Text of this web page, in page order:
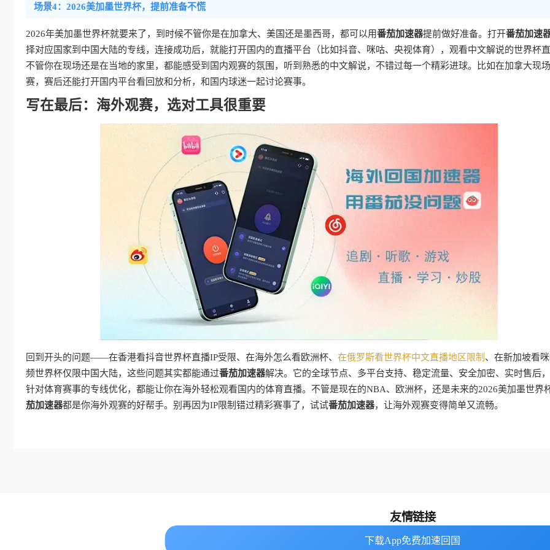
场景4：2026美加墨世界杯，提前准备不慌
2026年美加墨世界杯就要来了，到时候不管你是在加拿大、美国还是墨西哥，都可以用番茄加速器提前做好准备。打开番茄加速
择对应国家到中国大陆的专线，连接成功后，就能打开国内的直播平台（比如抖音、咪咕、央视体育），观看中文解说的世界杯直
不管你在现场还是在当地的家里，都能感受到国内观赛的氛围，听到熟悉的中文解说，不错过每一个精彩进球。比如在加拿大现
赛，赛后还能打开国内平台看回放和分析，和国内球迷一起讨论赛事。
写在最后：海外观赛，选对工具很重要
回到开头的问题——在香港看抖音世界杯直播IP受限、在海外怎么看欧洲杯、 在俄罗斯看世界杯中文直播地区限制 、在新加坡看
频世界杯仅限中国大陆，这些问题其实都能通过番茄加速器解决。它的全球节点、多平台支持、稳定流量、安全加密、实时售后
针对体育赛事的专线优化，都能让你在海外轻松观看国内的体育直播。不管是现在的NBA、欧洲杯，还是未来的2026美加墨世界杯
茄加速器都是你海外观赛的好帮手。别再因为IP限制错过精彩赛事了，试试番茄加速器，让海外观赛变得简单又流畅。
下载App免费加速回国
下载App免费加速回国
友情链接
海外回国加速器 番茄加速器